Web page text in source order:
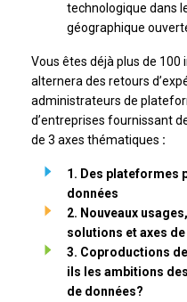
technologique dans
géographique
Vous êtes déjà plus de
alternera des retours
administrateurs de
d’entreprises fournissant
de 3 axes thématiques :
1. Des plateformes
données
2. Nouveaux
solutions et axes
3. Coproductions
ils les ambitions
de données?